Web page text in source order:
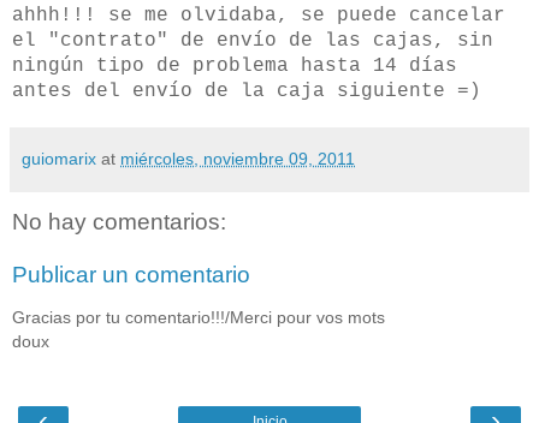
ahhh!!! se me olvidaba, se puede cancelar
el "contrato" de envío de las cajas, sin
ningún tipo de problema hasta 14 días
antes del envío de la caja siguiente =)
guiomarix at miércoles, noviembre 09, 2011
No hay comentarios:
Publicar un comentario
Gracias por tu comentario!!!/Merci pour vos mots
doux